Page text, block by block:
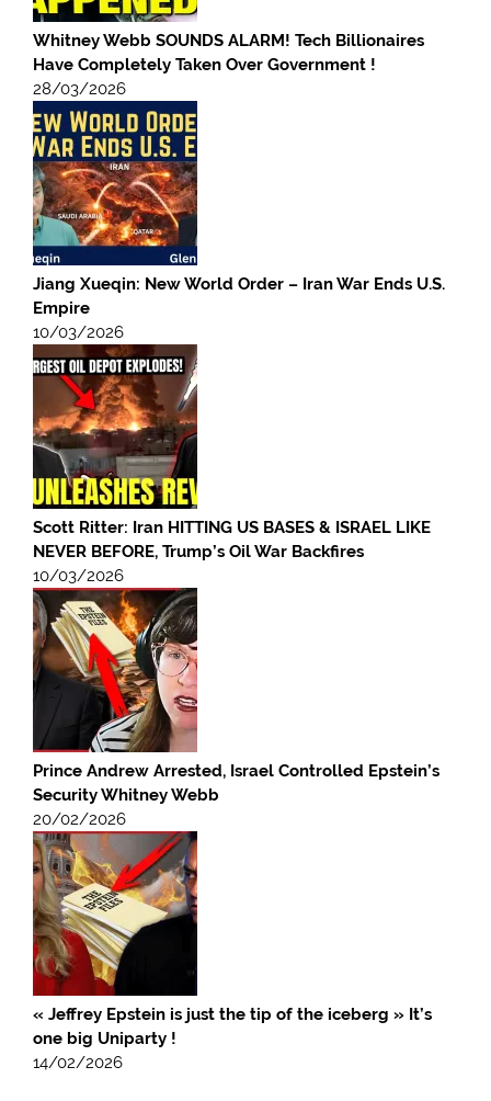
Whitney Webb SOUNDS ALARM! Tech Billionaires
Have Completely Taken Over Government !
28/03/2026
Jiang Xueqin: New World Order – Iran War Ends U.S.
Empire
10/03/2026
Scott Ritter: Iran HITTING US BASES & ISRAEL LIKE
NEVER BEFORE, Trump’s Oil War Backfires
10/03/2026
Prince Andrew Arrested, Israel Controlled Epstein’s
Security Whitney Webb
20/02/2026
« Jeffrey Epstein is just the tip of the iceberg » It’s
one big Uniparty !
14/02/2026